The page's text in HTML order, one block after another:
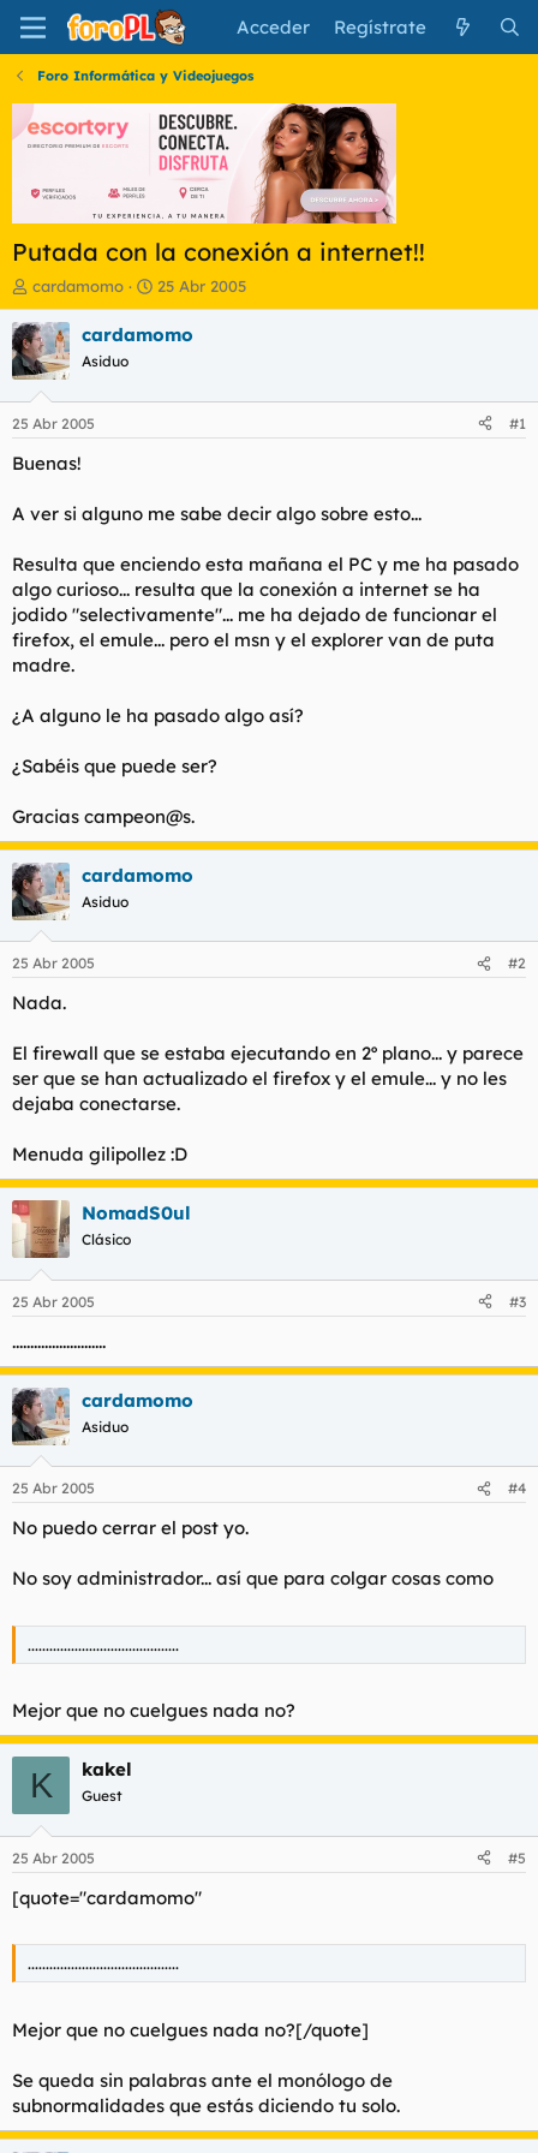
Acceder Regístrate
Foro Informática y Videojuegos
Putada con la conexión a internet!!
I
n
i
c
i
a
d
o
r
l
e
m
a
cardamomo
F
e
c
i
i
25 Abr 2005
cardamomo
Asiduo
25 Abr 2005 #1
Buenas!
A ver si alguno me sabe decir algo sobre esto...
Resulta que enciendo esta mañana el PC y me ha pasado
algo curioso... resulta que la conexión a internet se ha
jodido "selectivamente"... me ha dejado de funcionar el
firefox, el emule... pero el msn y el explorer van de puta
madre.
¿A alguno le ha pasado algo así?
¿Sabéis que puede ser?
Gracias campeon@s.
cardamomo
Asiduo
25 Abr 2005 #2
Nada.
El firewall que se estaba ejecutando en 2º plano... y parece
ser que se han actualizado el firefox y el emule... y no les
dejaba conectarse.
Menuda gilipollez :D
NomadS0ul
Clásico
25 Abr 2005 #3
..........................
cardamomo
Asiduo
25 Abr 2005 #4
No puedo cerrar el post yo.
No soy administrador... así que para colgar cosas como
..........................................
Mejor que no cuelgues nada no?
K kakel
Guest
25 Abr 2005 #5
[quote="cardamomo"
..........................................
Mejor que no cuelgues nada no?[/quote]
Se queda sin palabras ante el monólogo de
subnormalidades que estás diciendo tu solo.